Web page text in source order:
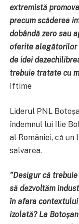
extremistă
precum scăderea
dobândă zero sau
oferite alegătorilor
de idei
trebuie tratate cu
Iftime
Liderul PNL
îndemnul lui Ilie
al României, că
salvarea.
”Desigur că
să dezvoltăm
în afara
izolată? La